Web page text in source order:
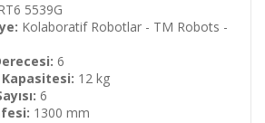
5539G
Kolaboratif Robotlar - TM Robots -
6
Kapasitesi: 12 kg
6
1300 mm